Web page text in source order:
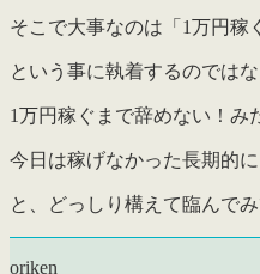
そこで大事なのは「1万円稼
という事に執着するのでは
1万円稼ぐまで辞めない！み
今日は稼げなかった長期的に
と、どっしり構えて臨んで
oriken